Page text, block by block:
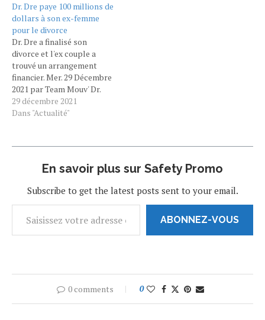
Dr. Dre paye 100 millions de
dollars à son ex-femme
pour le divorce
Dr. Dre a finalisé son
divorce et l'ex couple a
trouvé un arrangement
financier. Mer. 29 Décembre
2021 par Team Mouv' Dr.
Dre a finalisé son divorce
avec son ex-femme Nicole
a réjouit le producteur
s'était affiché il y…
29 décembre 2021
Dans "Actualité"
En savoir plus sur Safety Promo
Subscribe to get the latest posts sent to your email.
ABONNEZ-VOUS
0 comments 0